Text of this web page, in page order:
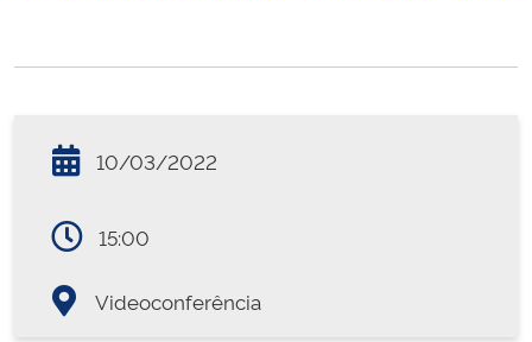
10/03/2022
15:00
Videoconferência